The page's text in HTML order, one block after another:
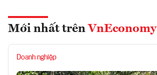
Mới nhất trên VnEconomy
Doanh nghiệp